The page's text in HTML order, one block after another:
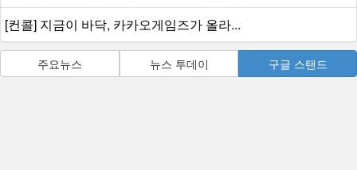
[컨콜] 지금이 바닥, 카카오게임즈가 올라...
주요뉴스 뉴스 투데이 구글 스탠드